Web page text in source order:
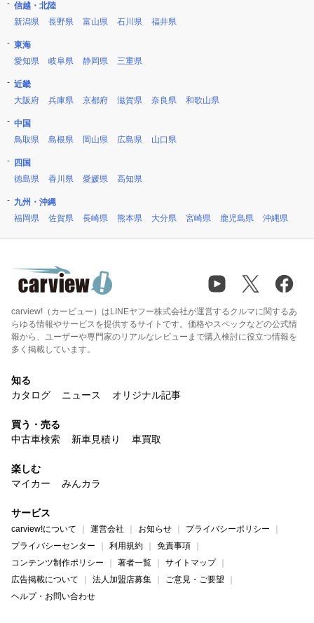
信越・北陸
新潟県
長野県 富山県 石川県 福井県
東海
愛知県
岐阜県 静岡県 三重県
近畿
大阪府
兵庫県 京都府 滋賀県 奈良県 和歌山県
中国
鳥取県
島根県 岡山県 広島県 山口県
四国
徳島県
香川県 愛媛県 高知県
九州・沖縄
福岡県
佐賀県 長崎県 熊本県 大分県 宮崎県 鹿児島県 沖縄県
carview!（カービュー）はLINEヤフー株式会社が運営するクルマに関するあ
らゆる情報やサービスを提供するサイトです。価格やスペックなどの公式情
報から、ユーザーや専門家のリアルなレビューまで購入検討に役立つ情報を
多く掲載しています。
知る
カタログ
ニュース オリジナル記事
買う・売る
中古車検索
新車見積り 車買取
楽しむ
マイカー
みんカラ
サービス
carview!について 運営会社 お知らせ
プライバシーポリシー
プライバシーセンター
利用規約
免責事項
コンテンツ制作ポリシー
著者一覧
サイトマップ
広告掲載について
法人加盟店募集
ご意見・ご要望
ヘルプ・お問い合わせ